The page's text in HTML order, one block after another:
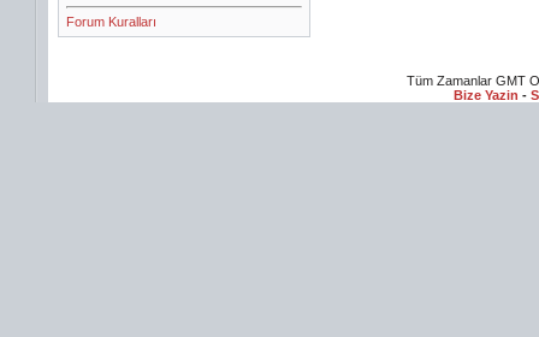
Forum Kuralları
Tüm Zamanlar GMT
Bize Yazin -